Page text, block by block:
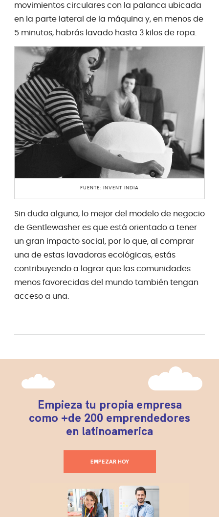
movimientos circulares con la palanca ubicada
en la parte lateral de la máquina y, en menos de
5 minutos, habrás lavado hasta 3 kilos de ropa.
FUENTE: INVENT INDIA
Sin duda alguna, lo mejor del modelo de negocio
de Gentlewasher es que está orientado a tener
un gran impacto social, por lo que, al comprar
una de estas lavadoras ecológicas, estás
contribuyendo a lograr que las comunidades
menos favorecidas del mundo también tengan
acceso a una.
Empieza tu propia empresa
como +de 200 emprendedores
en latinoamerica
EMPEZAR HOY